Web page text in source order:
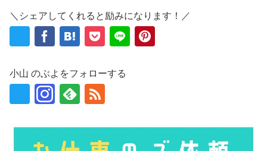
＼シェアしてくれると励みになります！／
小山 のぶよをフォローする